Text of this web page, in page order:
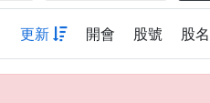
更新 開會 股號 股名